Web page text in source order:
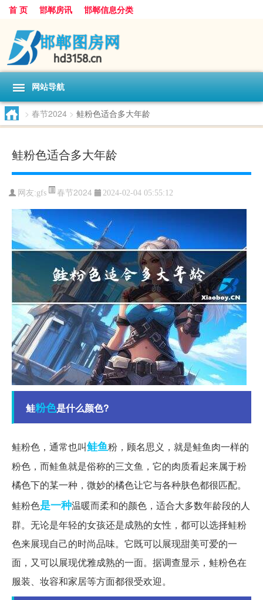
首 页 邯郸房讯 邯郸信息分类
网站导航
> 春节2024 > 鲑粉色适合多大年龄
鲑粉色适合多大年龄
网友:gfs 春节2024 2024-02-04 05:55:12
鲑粉色是什么颜色?
鲑粉色，通常也叫鲑鱼粉，顾名思义，就是鲑鱼肉一样的
粉色，而鲑鱼就是俗称的三文鱼，它的肉质看起来属于粉
橘色下的某一种，微妙的橘色让它与各种肤色都很匹配。
鲑粉色是一种温暖而柔和的颜色，适合大多数年龄段的人
群。无论是年轻的女孩还是成熟的女性，都可以选择鲑粉
色来展现自己的时尚品味。它既可以展现甜美可爱的一
面，又可以展现优雅成熟的一面。据调查显示，鲑粉色在
服装、妆容和家居等方面都很受欢迎。